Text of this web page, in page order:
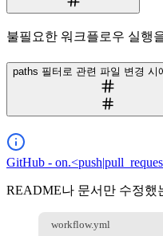
불필요한 워크플로우 실행
paths 필터로 관련 파일 변경 시
GitHub -
README나 문서만 수정
workflow.yml